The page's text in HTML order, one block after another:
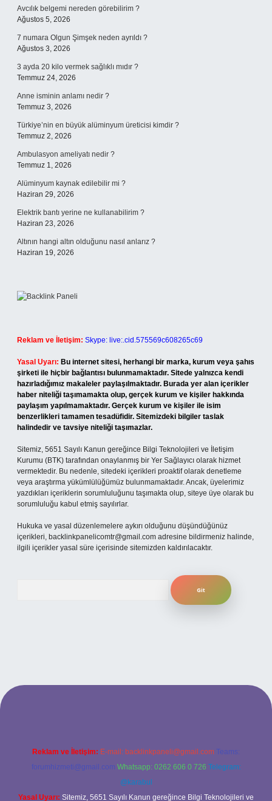
Avcılık belgemi nereden görebilirim ?
Ağustos 5, 2026
7 numara Olgun Şimşek neden ayrıldı ?
Ağustos 3, 2026
3 ayda 20 kilo vermek sağlıklı mıdır ?
Temmuz 24, 2026
Anne isminin anlamı nedir ?
Temmuz 3, 2026
Türkiye’nin en büyük alüminyum üreticisi kimdir ?
Temmuz 2, 2026
Ambulasyon ameliyatı nedir ?
Temmuz 1, 2026
Alüminyum kaynak edilebilir mi ?
Haziran 29, 2026
Elektrik bantı yerine ne kullanabilirim ?
Haziran 23, 2026
Altının hangi altın olduğunu nasıl anlarız ?
Haziran 19, 2026
Reklam ve İletişim: Skype: live:.cid.575569c608265c69
Yasal Uyarı: Bu internet sitesi, herhangi bir marka, kurum veya şahıs
şirketi ile hiçbir bağlantısı bulunmamaktadır. Sitede yalnızca kendi
hazırladığımız makaleler paylaşılmaktadır. Burada yer alan içerikler
haber niteliği taşımamakta olup, gerçek kurum ve kişiler hakkında
paylaşım yapılmamaktadır. Gerçek kurum ve kişiler ile isim
benzerlikleri tamamen tesadüfidir. Sitemizdeki bilgiler taslak
halindedir ve tavsiye niteliği taşımazlar.
Sitemiz, 5651 Sayılı Kanun gereğince Bilgi Teknolojileri ve İletişim
Kurumu (BTK) tarafından onaylanmış bir Yer Sağlayıcı olarak hizmet
vermektedir. Bu nedenle, sitedeki içerikleri proaktif olarak denetleme
veya araştırma yükümlülüğümüz bulunmamaktadır. Ancak, üyelerimiz
yazdıkları içeriklerin sorumluluğunu taşımakta olup, siteye üye olarak bu
sorumluluğu kabul etmiş sayılırlar.
Hukuka ve yasal düzenlemelere aykırı olduğunu düşündüğünüz
içerikleri, backlinkpanelicomtr@gmail.com adresine bildirmeniz halinde,
ilgili içerikler yasal süre içerisinde sitemizden kaldırılacaktır.
Reklam ve İletişim: E-mail: backlinkpaneli@gmail.com Teams:
forumhizmeti@gmail.com Whatsapp: 0262 606 0 726 Telegram:
@karabul
Yasal Uyarı: Sitemiz, 5651 Sayılı Kanun gereğince Bilgi Teknolojileri ve